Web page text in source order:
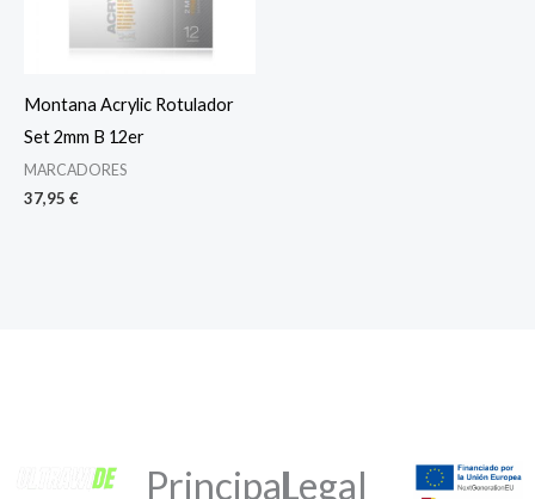
Montana Acrylic Rotulador
Set 2mm B 12er
MARCADORES
37,95 €
PrincipalLegal